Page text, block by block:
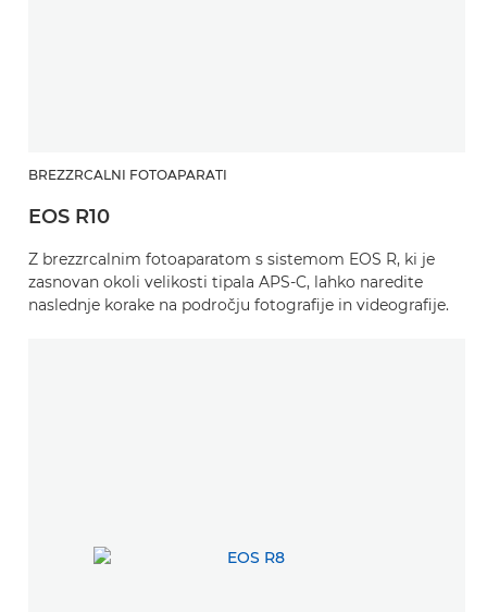
BREZZRCALNI FOTOAPARATI
EOS R10
Z brezzrcalnim fotoaparatom s sistemom EOS R, ki je
zasnovan okoli velikosti tipala APS-C, lahko naredite
naslednje korake na področju fotografije in videografije.